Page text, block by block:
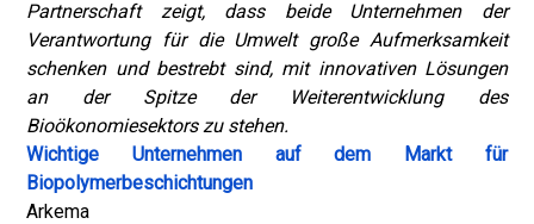
Partnerschaft zeigt, dass beide Unternehmen der
Verantwortung für die Umwelt große Aufmerksamkeit
schenken und bestrebt sind, mit innovativen Lösungen
an der Spitze der Weiterentwicklung des
Bioökonomiesektors zu stehen.
Wichtige Unternehmen auf dem Markt für
Biopolymerbeschichtungen
Arkema